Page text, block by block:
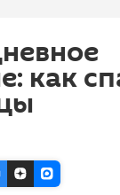
как